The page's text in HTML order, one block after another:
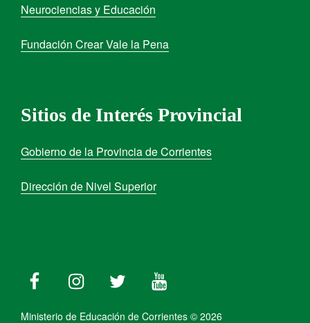
Neurociencias y Educación
Fundación Crear Vale la Pena
Sitios de Interés Provincial
Gobierno de la Provincia de Corrientes
Dirección de Nivel Superior
Ministerio de Educación de Corrientes © 2026